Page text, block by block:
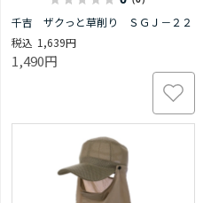
千吉 ザクっと草削り ＳＧＪ－２２
1,639円
1,490円